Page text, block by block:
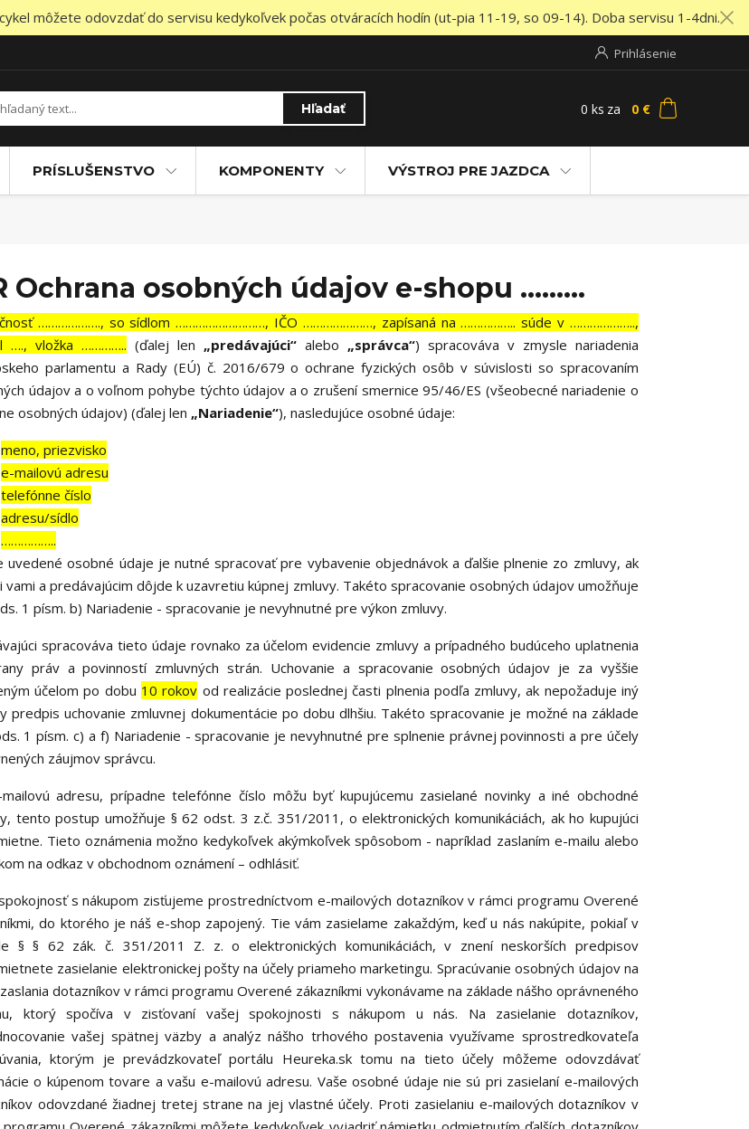
môžete odovzdať do servisu kedykoľvek počas otváracích hodín (ut-pia 11-19, so 09-14). Doba servisu 1-4dni.
Prihlásenie
Hľadať 0 ks za 0 €
PRÍSLUŠENSTVO KOMPONENTY VÝSTROJ PRE JAZDCA
Ochrana osobných údajov e-shopu ………
………………., so sídlom ………………………, IČO …………………, zapísaná na …………….. súde v ………………..,
…., vložka ………….. (ďalej len „predávajúci“alebo „správca“) spracováva v zmysle nariadenia
parlamentu a Rady (EÚ) č. 2016/679 o ochrane fyzických osôb v súvislosti so spracovaním
údajov a o voľnom pohybe týchto údajov a o zrušení smernice 95/46/ES (všeobecné nariadenie o
osobných údajov) (ďalej len „Nariadenie“), nasledujúce osobné údaje:
meno, priezvisko
e-mailovú adresu
telefónne číslo
adresu/sídlo
……………..
uvedené osobné údaje je nutné spracovať pre vybavenie objednávok a ďalšie plnenie zo zmluvy, ak
vami a predávajúcim dôjde k uzavretiu kúpnej zmluvy. Takéto spracovanie osobných údajov umožňuje
1 písm. b) Nariadenie - spracovanie je nevyhnutné pre výkon zmluvy.
spracováva tieto údaje rovnako za účelom evidencie zmluvy a prípadného budúceho uplatnenia
práv a povinností zmluvných strán. Uchovanie a spracovanie osobných údajov je za vyššie
účelom po dobu 10 rokov od realizácie poslednej časti plnenia podľa zmluvy, ak nepožaduje iný
predpis uchovanie zmluvnej dokumentácie po dobu dlhšiu. Takéto spracovanie je možné na základe
1 písm. c) a f) Nariadenie - spracovanie je nevyhnutné pre splnenie právnej povinnosti a pre účely
záujmov správcu.
adresu, prípadne telefónne číslo môžu byť kupujúcemu zasielané novinky a iné obchodné
tento postup umožňuje § 62 odst. 3 z.č. 351/2011, o elektronických komunikáciách, ak ho kupujúci
Tieto oznámenia možno kedykoľvek akýmkoľvek spôsobom - napríklad zaslaním e-mailu alebo
na odkaz v obchodnom oznámení – odhlásiť.
s nákupom zisťujeme prostredníctvom e-mailových dotazníkov v rámci programu Overené
do ktorého je náš e-shop zapojený. Tie vám zasielame zakaždým, keď u nás nakúpite, pokiaľ v
§ § 62 zák. č. 351/2011 Z. z. o elektronických komunikáciách, v znení neskorších predpisov
zasielanie elektronickej pošty na účely priameho marketingu. Spracúvanie osobných údajov na
dotazníkov v rámci programu Overené zákazníkmi vykonávame na základe nášho oprávneného
ktorý spočíva v zisťovaní vašej spokojnosti s nákupom u nás. Na zasielanie dotazníkov,
vašej spätnej väzby a analýz nášho trhového postavenia využívame sprostredkovateľa
ktorým je prevádzkovateľ portálu Heureka.sk tomu na tieto účely môžeme odovzdávať
o kúpenom tovare a vašu e-mailovú adresu. Vaše osobné údaje nie sú pri zasielaní e-mailových
odovzdané žiadnej tretej strane na jej vlastné účely. Proti zasielaniu e-mailových dotazníkov v